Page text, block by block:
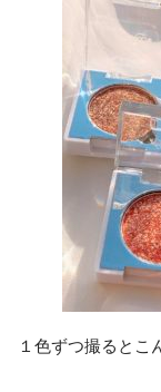
１色ずつ撮るとこ